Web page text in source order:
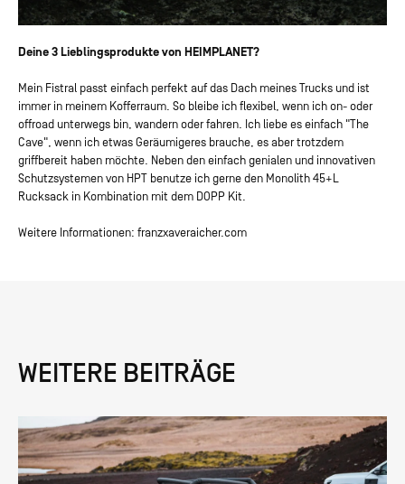
Deine 3 Lieblingsprodukte von HEIMPLANET?
Mein Fistral passt einfach perfekt auf das Dach meines Trucks und ist
immer in meinem Kofferraum. So bleibe ich flexibel, wenn ich on- oder
offroad unterwegs bin, wandern oder fahren. Ich liebe es einfach "The
Cave", wenn ich etwas Geräumigeres brauche, es aber trotzdem
griffbereit haben möchte. Neben den einfach genialen und innovativen
Schutzsystemen von HPT benutze ich gerne den Monolith 45+L
Rucksack in Kombination mit dem DOPP Kit.
Weitere Informationen: franzxaveraicher.com
WEITERE BEITRÄGE